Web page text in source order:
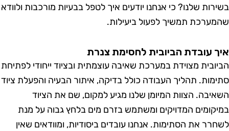
שלנו? כי אנחנו יודעים איך לטפל בבעיות מורכבות ולוודא
תמשיך לפעול ביעילות.
עובדת הביובית לחסימת צנרת
מצוידת במערכת שאיבה עוצמתית ובציוד ייחודי לפתיחת
תהליך העבודה כולל בדיקה, איתור הבעיה והפעלת ציוד
הצוות המיומן שלנו מגיע למקום, שם את הציוד
המדויקים ומשתמש בזרם מים בלחץ גבוה על מנת
את הסתימות. אנחנו עובדים ביסודיות, ומוודאים שאין